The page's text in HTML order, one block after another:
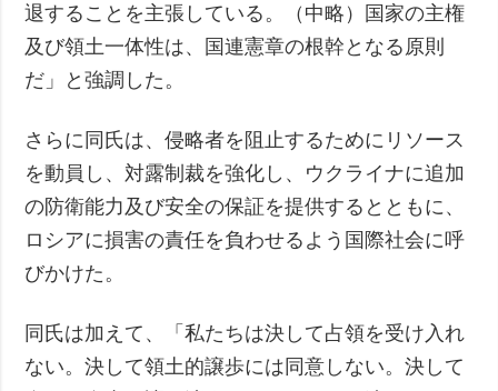
退することを主張している。（中略）国家の主権
及び領土一体性は、国連憲章の根幹となる原則
だ」と強調した。
さらに同氏は、侵略者を阻止するためにリソース
を動員し、対露制裁を強化し、ウクライナに追加
の防衛能力及び安全の保証を提供するとともに、
ロシアに損害の責任を負わせるよう国際社会に呼
びかけた。
同氏は加えて、「私たちは決して占領を受け入れ
ない。決して領土的譲歩には同意しない。決して